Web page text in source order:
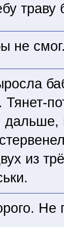
траву
не
из
Не